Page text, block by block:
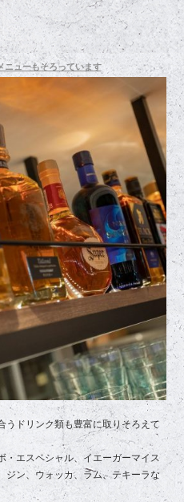
ニューもそろっています
うドリンク類も豊富に取りそろえて
エスペシャル、イエーガーマイス
ジン、ウォッカ、ラム、テキーラな